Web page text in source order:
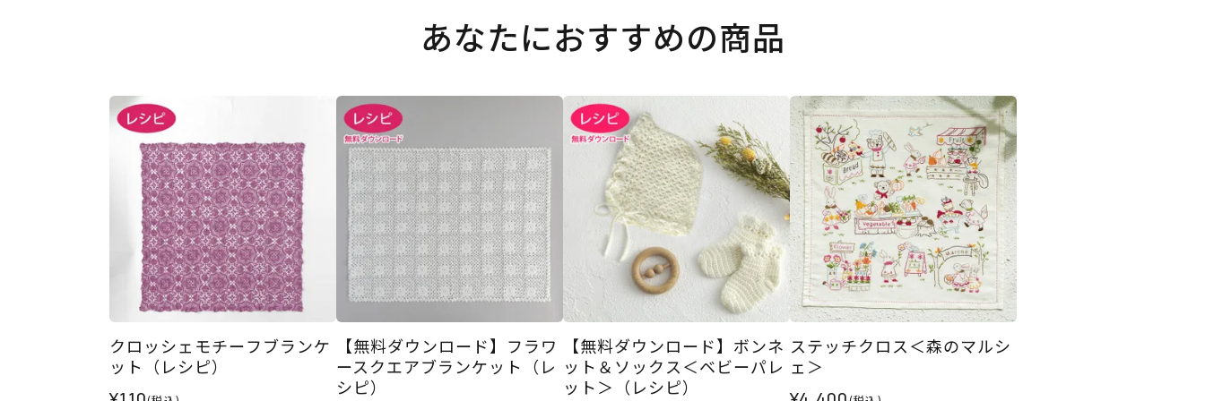
あなたにおすすめの商品
クロッシェモチーフブランケ
ット（レシピ）
【無料ダウンロード】フラワ
ースクエアブランケット（レ
シピ）
【無料ダウンロード】ボンネ
ット＆ソックス＜ベビーパレ
ット＞（レシピ）
ステッチクロス＜森のマルシ
ェ＞